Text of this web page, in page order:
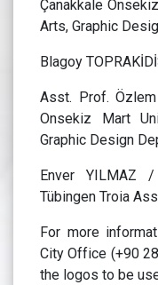
Çanakkale
Arts, Graphic
Blagoy
Asst. Prof.
Onsekiz Mart
Graphic Design
Enver YILMAZ
Tübingen Troia
For more
City Office (+90
the logos to be